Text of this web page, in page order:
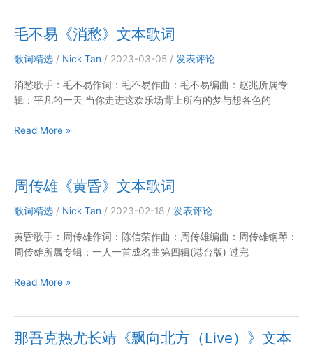
文
本
词
毛不易《消愁》文本歌词
歌词精选 / Nick Tan / 2023-03-05 / 发表评论
消愁歌手：毛不易作词：毛不易作曲：毛不易编曲：赵兆所属专
辑：平凡的一天 当你走进这欢乐场背上所有的梦与想各色的
毛
愁》
文
歌
词
Read More »
周传雄《黄昏》文本歌词
歌词精选 / Nick Tan / 2023-02-18 / 发表评论
黄昏歌手：周传雄作词：陈信荣作曲：周传雄编曲：周传雄钢琴：
周传雄所属专辑：一人一首成名曲第四辑(港台版) 过完
周
昏》
Read More »
那吾克热尤长靖《飘向北方（Live）》文本